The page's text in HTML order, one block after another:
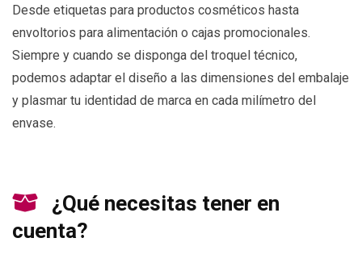
Desde etiquetas para productos cosméticos hasta
envoltorios para alimentación o cajas promocionales.
Siempre y cuando se disponga del troquel técnico,
podemos adaptar el diseño a las dimensiones del embalaje
y plasmar tu identidad de marca en cada milímetro del
envase.
¿Qué necesitas tener en
cuenta?